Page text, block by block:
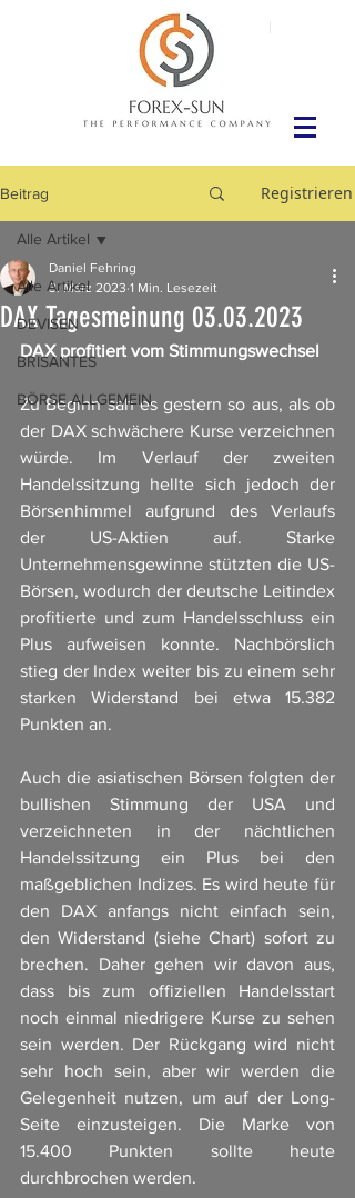
Beitrag Registrieren
Alle Artikel
DEVISEN
BRISANTES
BÖRSE ALLGEMEIN
Alle Artikel
DAX Tagesmeinung 03.03.2023
Daniel Fehring
3. März 2023 1 Min. Lesezeit
DAX profitiert vom Stimmungswechsel
Zu Beginn sah es gestern so aus, als ob
der DAX schwächere Kurse verzeichnen
würde. Im Verlauf der zweiten
Handelssitzung hellte sich jedoch der
Börsenhimmel aufgrund des Verlaufs
der US-Aktien auf. Starke
Unternehmensgewinne stützten die US-
Börsen, wodurch der deutsche Leitindex
profitierte und zum Handelsschluss ein
Plus aufweisen konnte. Nachbörslich
stieg der Index weiter bis zu einem sehr
starken Widerstand bei etwa 15.382
Punkten an.
Auch die asiatischen Börsen folgten der
bullishen Stimmung der USA und
verzeichneten in der nächtlichen
Handelssitzung ein Plus bei den
maßgeblichen Indizes. Es wird heute für
den DAX anfangs nicht einfach sein,
den Widerstand (siehe Chart) sofort zu
brechen. Daher gehen wir davon aus,
dass bis zum offiziellen Handelsstart
noch einmal niedrigere Kurse zu sehen
sein werden. Der Rückgang wird nicht
sehr hoch sein, aber wir werden die
Gelegenheit nutzen, um auf der Long-
Seite einzusteigen. Die Marke von
15.400 Punkten sollte heute
durchbrochen werden.